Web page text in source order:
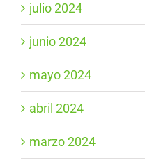
julio 2024
junio 2024
mayo 2024
abril 2024
marzo 2024